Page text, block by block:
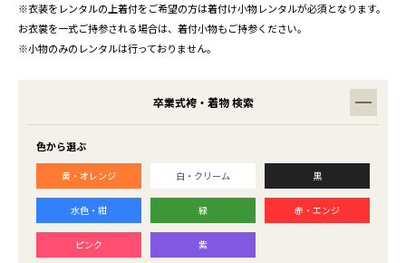
※衣装をレンタルの上着付をご希望の方は着付け小物レンタルが必須となります。
お衣裳を一式ご持参される場合は、着付小物もご持参ください。
※小物のみのレンタルは行っておりません。
卒業式袴・着物 検索
色から選ぶ
黄・オレンジ 白・クリーム 黒
水色・紺 緑 赤・エンジ
ピンク 紫